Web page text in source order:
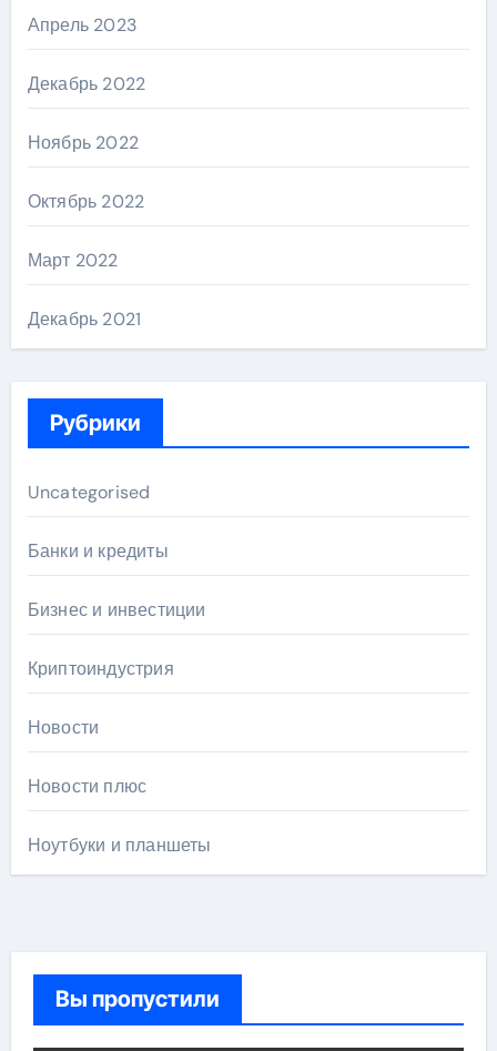
Апрель 2023
Декабрь 2022
Ноябрь 2022
Октябрь 2022
Март 2022
Декабрь 2021
Рубрики
Uncategorised
Банки и кредиты
Бизнес и инвестиции
Криптоиндустрия
Новости
Новости плюс
Ноутбуки и планшеты
Вы пропустили